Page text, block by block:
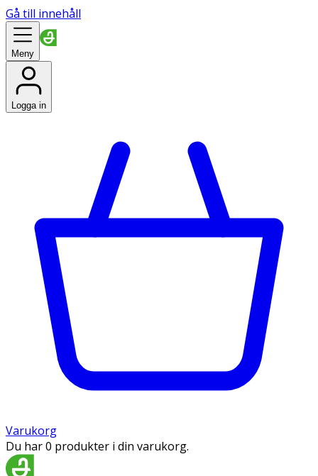
Gå till innehåll
Meny
Logga in
Varukorg
Du har 0 produkter i din varukorg.